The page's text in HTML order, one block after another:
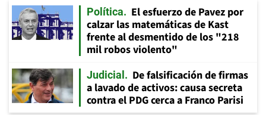
Política
El esfuerzo de Pavez por
calzar las matemáticas de Kast
frente al desmentido de los "218
mil robos violento"
Judicial
De falsificación de firmas
a lavado de activos: causa secreta
contra el PDG cerca a Franco Parisi